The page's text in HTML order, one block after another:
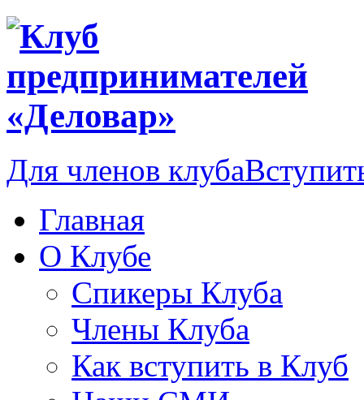
Для членов клуба
Главная
О Клубе
Спикеры Клуба
Члены Клуба
Как вступить в Клуб